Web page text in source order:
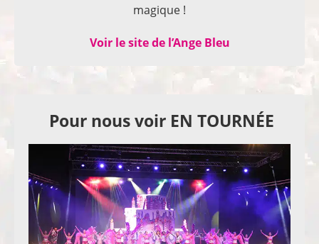
magique !
Voir le site de l’Ange Bleu
Pour nous voir EN TOURNÉE